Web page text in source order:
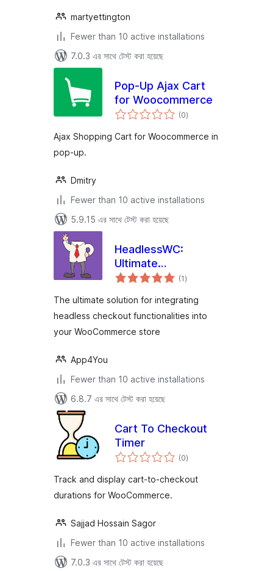
martyettington
Fewer than 10 active installations
7.0.3 এর সাথে টেস্ট করা হয়েছে
Pop-Up Ajax Cart
for Woocommerce
(0total
ratings
)
Ajax Shopping Cart for Woocommerce in
pop-up.
Dmitry
Fewer than 10 active installations
5.9.15 এর সাথে টেস্ট করা হয়েছে
HeadlessWC:
Ultimate
eCommerce (1total
ratings
)
The ultimate solution for integrating
headless checkout functionalities into
your WooCommerce store
App4You
Fewer than 10 active installations
6.8.7 এর সাথে টেস্ট করা হয়েছে
Cart To Checkout
Timer
(0total
ratings
)
Track and display cart-to-checkout
durations for WooCommerce.
Sajjad Hossain Sagor
Fewer than 10 active installations
7.0.3 এর সাথে টেস্ট করা হয়েছে